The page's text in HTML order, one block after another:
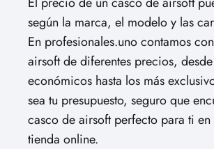
según la marca, el modelo y las
En profesionales.uno contamos
airsoft de diferentes precios,
económicos hasta los más
sea tu presupuesto, seguro que
casco de airsoft perfecto para ti en
tienda online.